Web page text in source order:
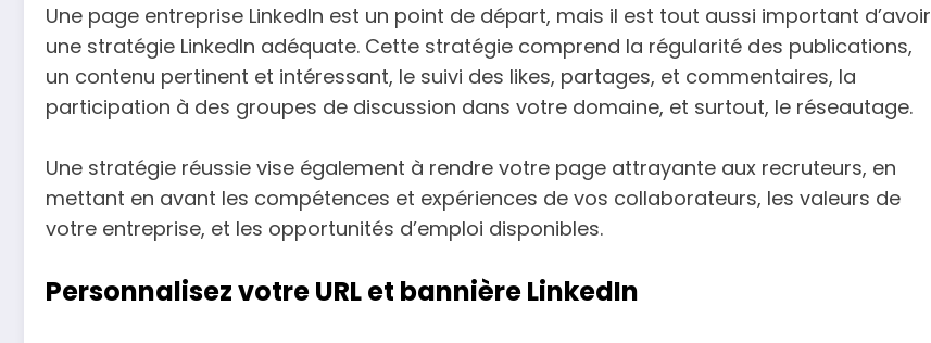
Une page entreprise LinkedIn est un point de départ, mais il est tout aussi important d’avoir
une stratégie LinkedIn adéquate. Cette stratégie comprend la régularité des publications,
un contenu pertinent et intéressant, le suivi des likes, partages, et commentaires, la
participation à des groupes de discussion dans votre domaine, et surtout, le réseautage.
Une stratégie réussie vise également à rendre votre page attrayante aux recruteurs, en
mettant en avant les compétences et expériences de vos collaborateurs, les valeurs de
votre entreprise, et les opportunités d’emploi disponibles.
Personnalisez votre URL et bannière LinkedIn